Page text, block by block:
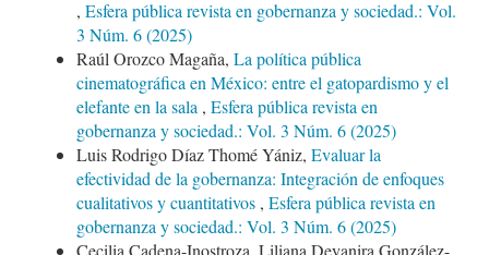
, Esfera pública revista en gobernanza y sociedad.: Vol.
3 Núm. 6 (2025)
Raúl Orozco Magaña, La política pública
cinematográfica en México: entre el gatopardismo y el
elefante en la sala , Esfera pública revista en
gobernanza y sociedad.: Vol. 3 Núm. 6 (2025)
Luis Rodrigo Díaz Thomé Yániz, Evaluar la
efectividad de la gobernanza: Integración de enfoques
cualitativos y cuantitativos , Esfera pública revista en
gobernanza y sociedad.: Vol. 3 Núm. 6 (2025)
Cecilia Cadena-Inostroza, Liliana Deyanira González-